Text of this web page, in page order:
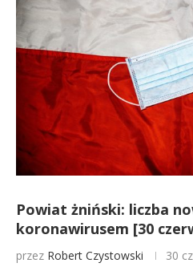
Powiat żniński: liczba
koronawirusem [30
przez Robert Czystowski 30